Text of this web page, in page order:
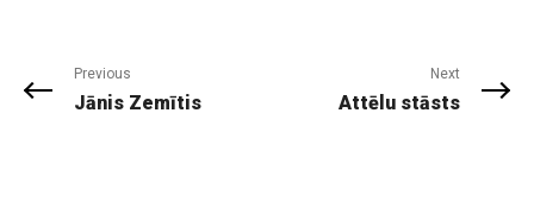
Previous
Jānis Zemītis
Next
Attēlu stāsts